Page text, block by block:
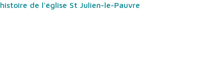
histoire de l'église St Julien-le-Pauvre